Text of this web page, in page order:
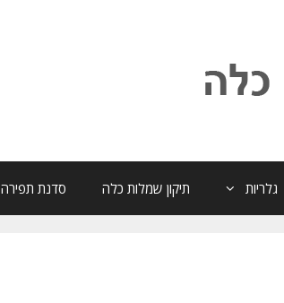
גלריות תיקון שמלות כלה סדנת תפירה